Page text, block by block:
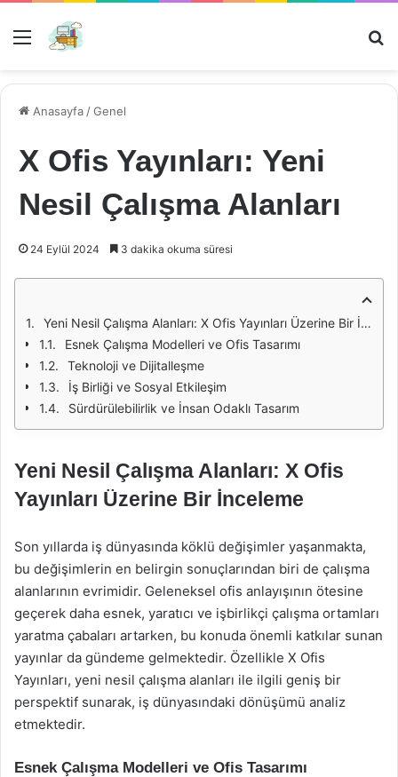
Menü
Anasayfa /Genel
X Ofis Yayınları: Yeni
Nesil Çalışma Alanları
24 Eylül 2024 3 dakika okuma süresi
Yeni Nesil Çalışma Alanları: X Ofis Yayınları Üzerine Bir İnceleme
Esnek Çalışma Modelleri ve Ofis Tasarımı
Teknoloji ve Dijitalleşme
İş Birliği ve Sosyal Etkileşim
Sürdürülebilirlik ve İnsan Odaklı Tasarım
Yeni Nesil Çalışma Alanları: X Ofis
Yayınları Üzerine Bir İnceleme
Son yıllarda iş dünyasında köklü değişimler yaşanmakta,
bu değişimlerin en belirgin sonuçlarından biri de çalışma
alanlarının evrimidir. Geleneksel ofis anlayışının ötesine
geçerek daha esnek, yaratıcı ve işbirlikçi çalışma ortamları
yaratma çabaları artarken, bu konuda önemli katkılar sunan
yayınlar da gündeme gelmektedir. Özellikle X Ofis
Yayınları, yeni nesil çalışma alanları ile ilgili geniş bir
perspektif sunarak, iş dünyasındaki dönüşümü analiz
etmektedir.
Esnek Çalışma Modelleri ve Ofis Tasarımı